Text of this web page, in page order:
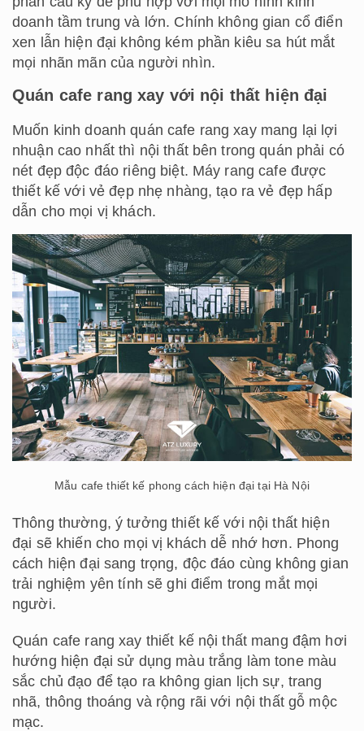
doanh tầm trung và lớn. Chính không gian cổ điển
xen lẫn hiện đại không kém phần kiêu sa hút mắt
mọi nhãn mãn của người nhìn.
Quán cafe rang xay với nội thất hiện đại
Muốn kinh doanh quán cafe rang xay mang lại lợi
nhuận cao nhất thì nội thất bên trong quán phải có
nét đẹp độc đáo riêng biệt. Máy rang cafe được
thiết kế với vẻ đẹp nhẹ nhàng, tạo ra vẻ đẹp hấp
dẫn cho mọi vị khách.
Mẫu cafe thiết kế phong cách hiện đại tại Hà Nội
Thông thường, ý tưởng thiết kế với nội thất hiện
đại sẽ khiến cho mọi vị khách dễ nhớ hơn. Phong
cách hiện đại sang trọng, độc đáo cùng không gian
trải nghiệm yên tính sẽ ghi điểm trong mắt mọi
người.
Quán cafe rang xay thiết kế nội thất mang đậm hơi
hướng hiện đại sử dụng màu trắng làm tone màu
sắc chủ đạo để tạo ra không gian lịch sự, trang
nhã, thông thoáng và rộng rãi với nội thất gỗ mộc
mạc.